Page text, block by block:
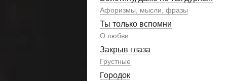
Афоризмы, мысли, фразы
Ты только вспомни
О любви
Закрыв глаза
Грустные
Городок